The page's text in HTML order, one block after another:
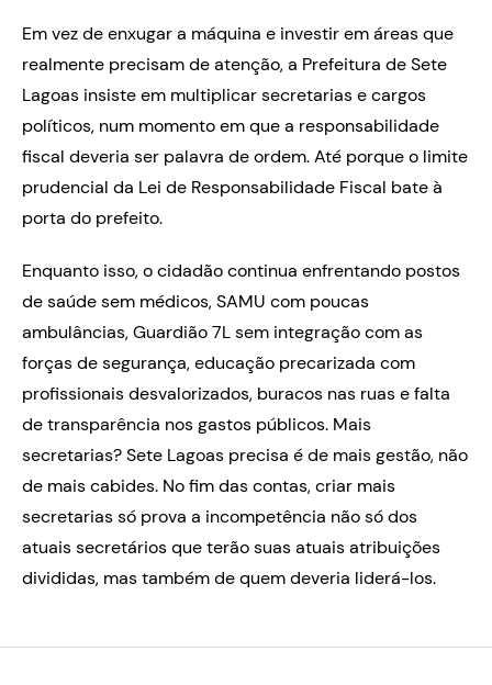
Em vez de enxugar a máquina e investir em áreas que
realmente precisam de atenção, a Prefeitura de Sete
Lagoas insiste em multiplicar secretarias e cargos
políticos, num momento em que a responsabilidade
fiscal deveria ser palavra de ordem. Até porque o limite
prudencial da Lei de Responsabilidade Fiscal bate à
porta do prefeito.
Enquanto isso, o cidadão continua enfrentando postos
de saúde sem médicos, SAMU com poucas
ambulâncias, Guardião 7L sem integração com as
forças de segurança, educação precarizada com
profissionais desvalorizados, buracos nas ruas e falta
de transparência nos gastos públicos. Mais
secretarias? Sete Lagoas precisa é de mais gestão, não
de mais cabides. No fim das contas, criar mais
secretarias só prova a incompetência não só dos
atuais secretários que terão suas atuais atribuições
divididas, mas também de quem deveria liderá-los.